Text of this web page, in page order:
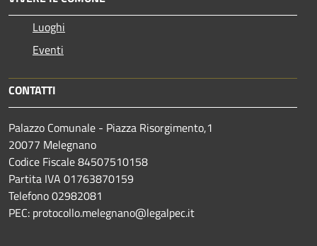
Luoghi
Eventi
CONTATTI
Palazzo Comunale - Piazza Risorgimento,1
20077 Melegnano
Codice Fiscale 84507510158
Partita IVA 01763870159
Telefono 02982081
PEC: protocollo.melegnano@legalpec.it